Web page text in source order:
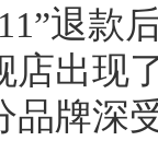
退款
店出现
品牌深